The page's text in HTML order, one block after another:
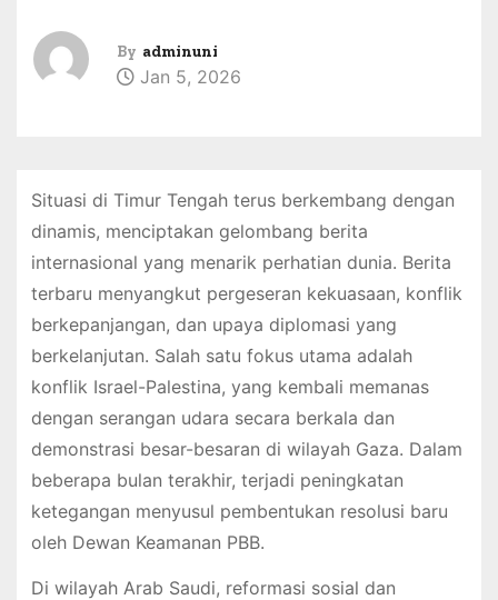
By adminuni
Jan 5, 2026
Situasi di Timur Tengah terus berkembang dengan
dinamis, menciptakan gelombang berita
internasional yang menarik perhatian dunia. Berita
terbaru menyangkut pergeseran kekuasaan, konflik
berkepanjangan, dan upaya diplomasi yang
berkelanjutan. Salah satu fokus utama adalah
konflik Israel-Palestina, yang kembali memanas
dengan serangan udara secara berkala dan
demonstrasi besar-besaran di wilayah Gaza. Dalam
beberapa bulan terakhir, terjadi peningkatan
ketegangan menyusul pembentukan resolusi baru
oleh Dewan Keamanan PBB.
Di wilayah Arab Saudi, reformasi sosial dan